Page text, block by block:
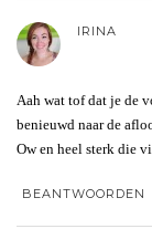
IRINA
Aah wat tof dat je de
benieuwd naar de
Ow en heel sterk die
BEANTWOORDEN